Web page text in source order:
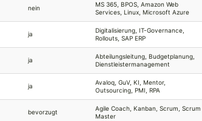
nein
MS 365, BPOS, Amazon Web
Services, Linux, Microsoft Azure
ja
Digitalisierung, IT-Governance,
Rollouts, SAP ERP
ja
Abteilungsleitung, Budgetplanung,
Dienstleistermanagement
ja
Avaloq, GuV, KI, Mentor,
Outsourcing, PMI, RPA
bevorzugt
Agile Coach, Kanban, Scrum, Scrum
Master